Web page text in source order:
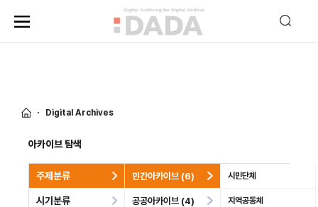
Digital Archives
아카이브 탐색
주제분류 민간아카이브 (6) 시민단체
지역공동체
공공아카이브 (4)
시기분류